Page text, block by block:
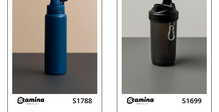
S1788
S1699